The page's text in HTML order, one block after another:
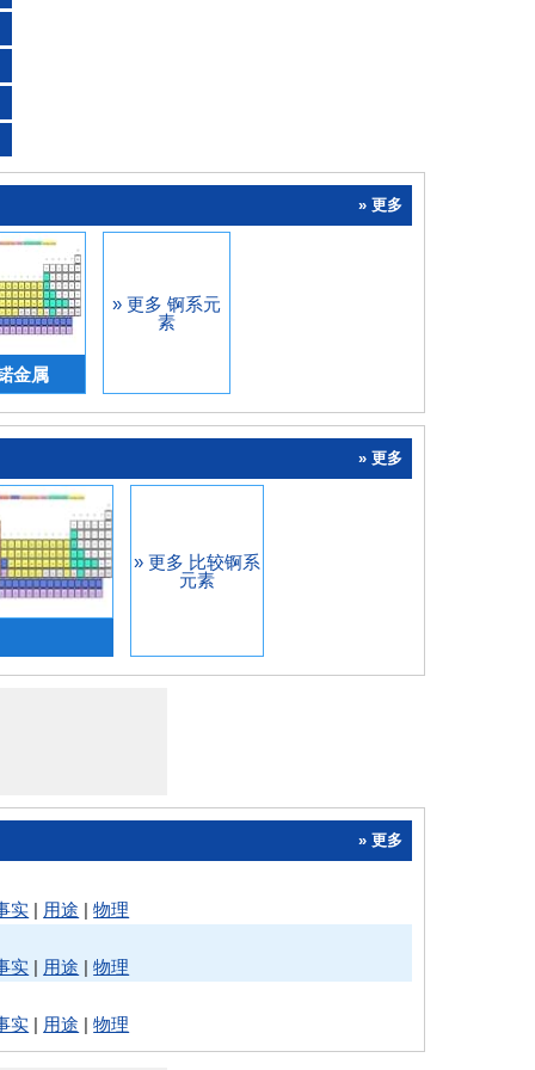
» 更多
金属
» 更多 锕系元
素
» 更多
» 更多 比较锕系
元素
» 更多
实 | 用途 |物理
实 | 用途 |物理
实 | 用途 |物理